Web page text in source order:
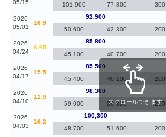
05/15
101,900
77,800 300
2026
05/01
16.9
92,900
50,600
42,300 200
2026
04/24
6.65
85,800
45,100
40,700 200
2026
04/17
15.5
85,500
45,400
40,100 200
2026
04/10
12.9
98,300
59,000
39,300 200
2026
04/03
16.2
100,300
48,700
51,600 200
スクロールできます